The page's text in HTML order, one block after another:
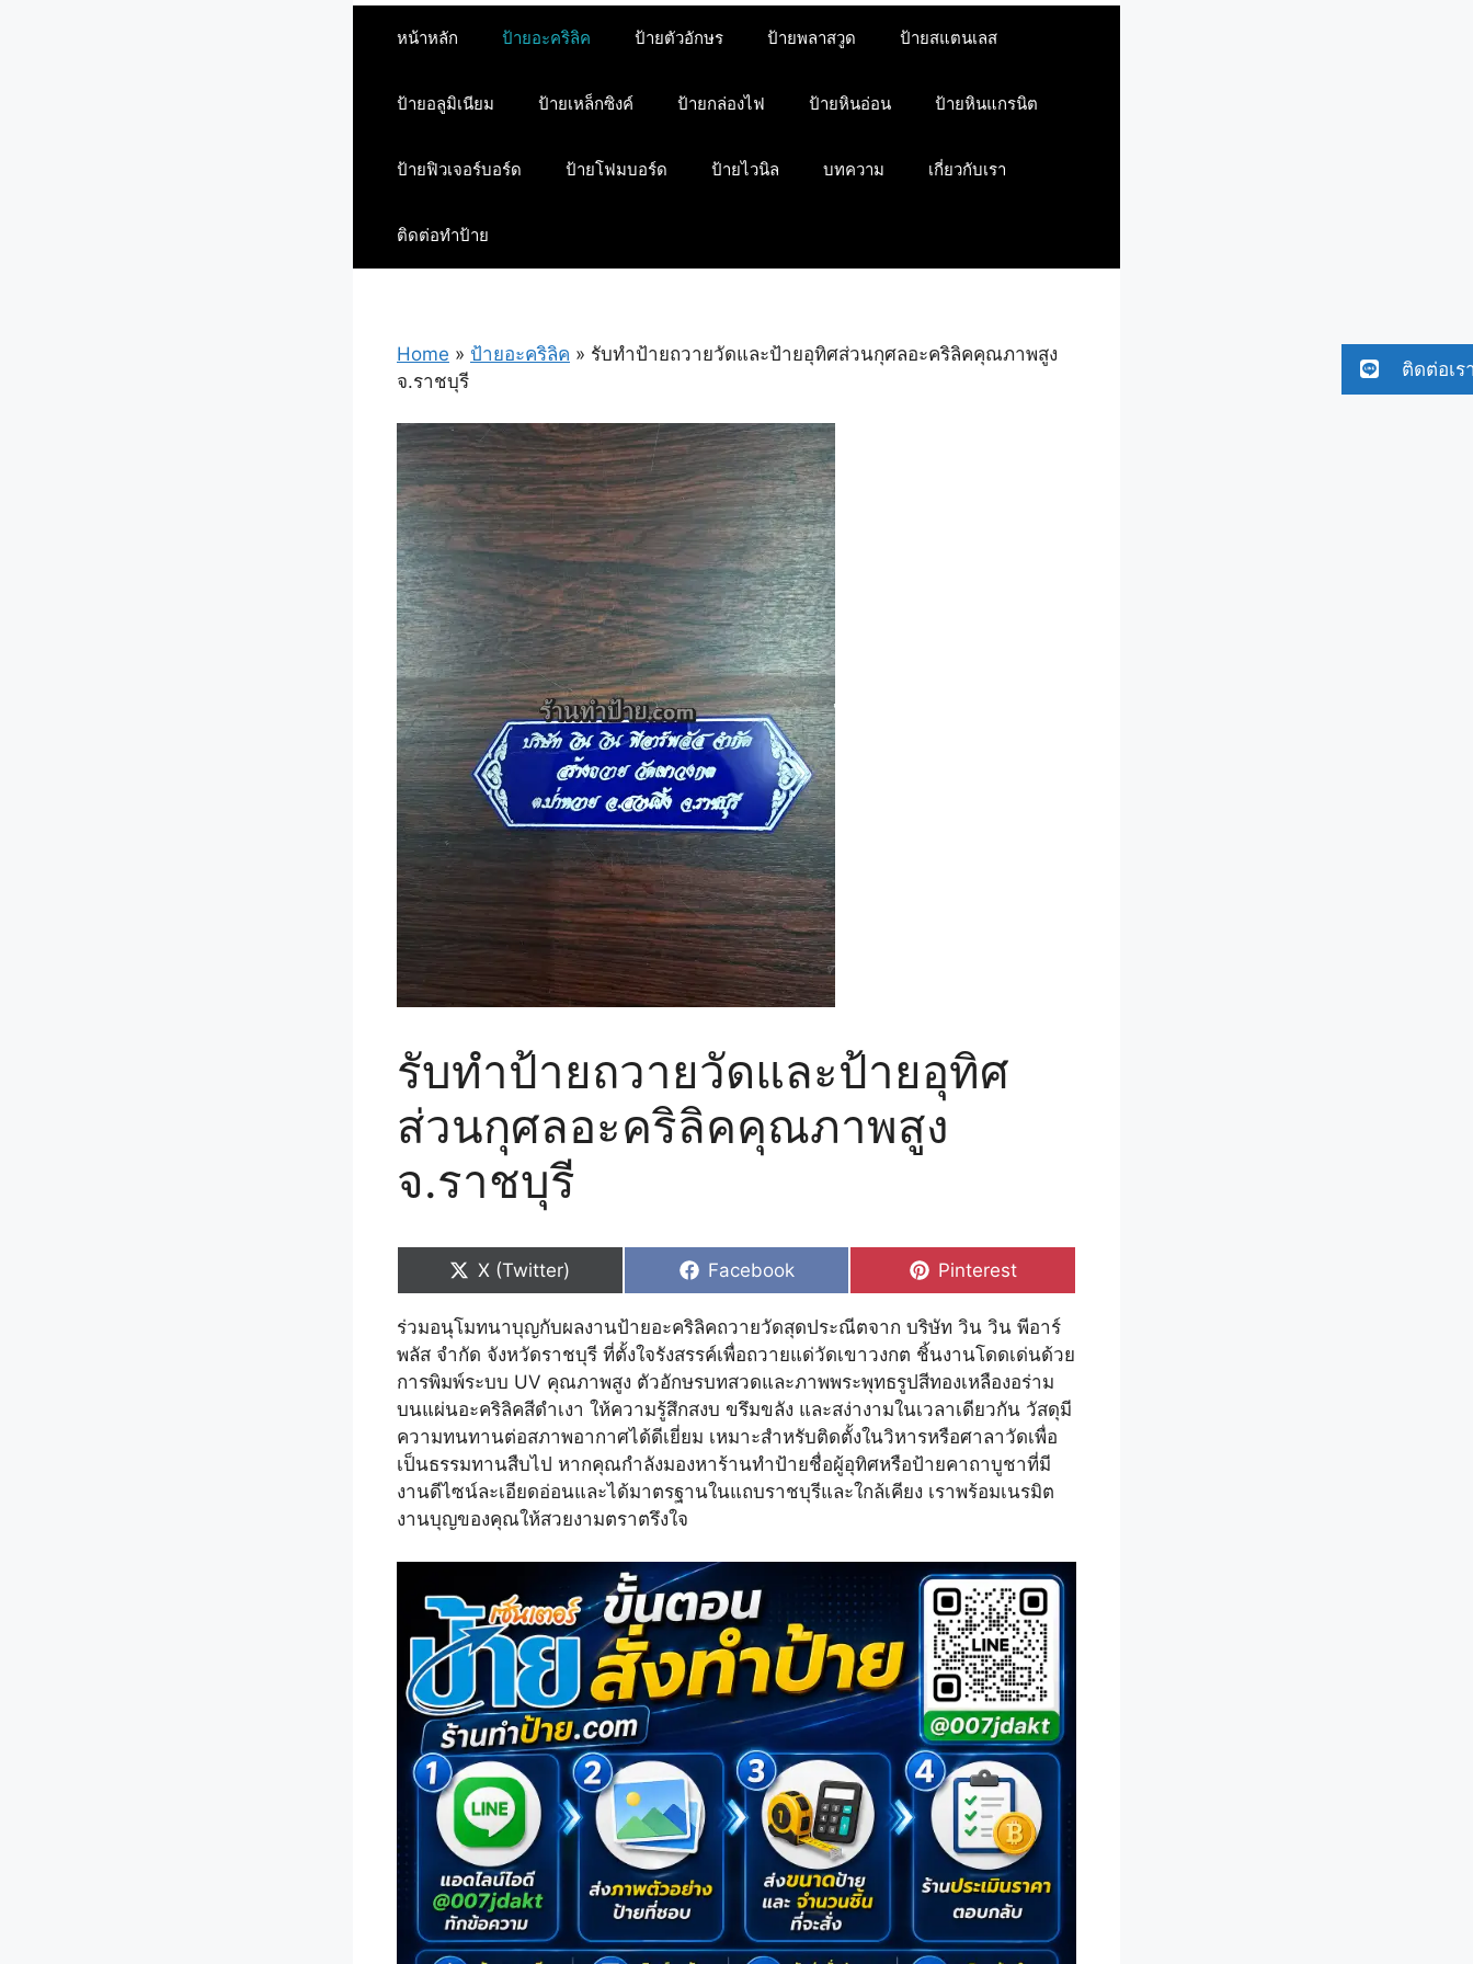
หน้าหลัก ป้ายอะคริลิค ป้ายตัวอักษร ป้ายพลาสวูด ป้ายสแตนเลส
ป้ายอลูมิเนียม ป้ายเหล็กซิงค์ ป้ายกล่องไฟ ป้ายหินอ่อน ป้ายหินแกรนิต
ป้ายฟิวเจอร์บอร์ด ป้ายโฟมบอร์ด ป้ายไวนิล บทความ เกี่ยวกับเรา
ติดต่อทำป้าย
Home » ป้ายอะคริลิค » รับทำป้ายถวายวัดและป้ายอุทิศส่วนกุศลอะคริลิคคุณภาพสูง
จ.ราชบุรี
รับทำป้ายถวายวัดและป้ายอุทิศ
ส่วนกุศลอะคริลิคคุณภาพสูง
จ.ราชบุรี
Share
X (Twitter)
Share
Facebook
Share
Pinterest
ร่วมอนุโมทนาบุญกับผลงานป้ายอะคริลิคถวายวัดสุดประณีตจาก บริษัท วิน วิน พีอาร์
พลัส จำกัด จังหวัดราชบุรี ที่ตั้งใจรังสรรค์เพื่อถวายแด่วัดเขาวงกต ชิ้นงานโดดเด่นด้วย
การพิมพ์ระบบ UV คุณภาพสูง ตัวอักษรบทสวดและภาพพระพุทธรูปสีทองเหลืองอร่าม
บนแผ่นอะคริลิคสีดำเงา ให้ความรู้สึกสงบ ขรึมขลัง และสง่างามในเวลาเดียวกัน วัสดุมี
ความทนทานต่อสภาพอากาศได้ดีเยี่ยม เหมาะสำหรับติดตั้งในวิหารหรือศาลาวัดเพื่อ
เป็นธรรมทานสืบไป หากคุณกำลังมองหาร้านทำป้ายชื่อผู้อุทิศหรือป้ายคาถาบูชาที่มี
งานดีไซน์ละเอียดอ่อนและได้มาตรฐานในแถบราชบุรีและใกล้เคียง เราพร้อมเนรมิต
งานบุญของคุณให้สวยงามตราตรึงใจ
ติดต่อเร